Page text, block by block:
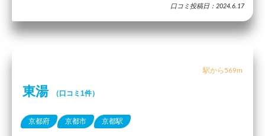
口コミ投稿日：2024.6.17
駅から569m
東湯 （口コミ1件）
京都府 京都市 京都駅